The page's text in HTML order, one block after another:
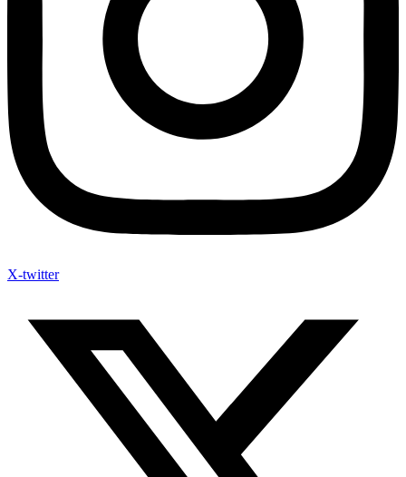
X-twitter